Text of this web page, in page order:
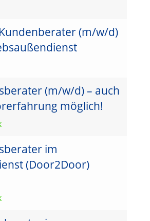
(m/w/d)
(m/w/d) – auch
möglich!
im
(Door2Door)